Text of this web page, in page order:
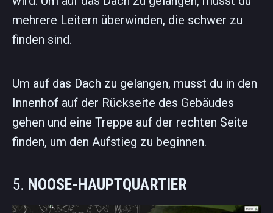
mehrere Leitern überwinden, die schwer zu
finden sind.
Um auf das Dach zu gelangen, musst du in den
Innenhof auf der Rückseite des Gebäudes
gehen und eine Treppe auf der rechten Seite
finden, um den Aufstieg zu beginnen.
5. NOOSE-HAUPTQUARTIER